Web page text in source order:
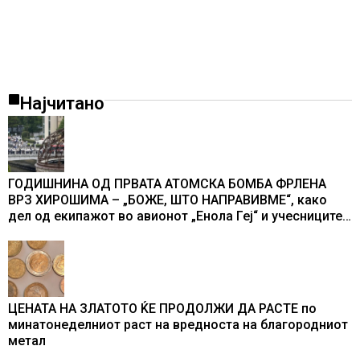
Најчитано
ГОДИШНИНА ОД ПРВАТА АТОМСКА БОМБА ФРЛЕНА
ВРЗ ХИРОШИМА – „БОЖЕ, ШТО НАПРАВИВМЕ“, како
дел од екипажот во авионот „Енола Геј“ и учесниците
промени текот на историјата
ЦЕНАТА НА ЗЛАТОТО ЌЕ ПРОДОЛЖИ ДА РАСТЕ по
минатонеделниот раст на вредноста на благородниот
метал